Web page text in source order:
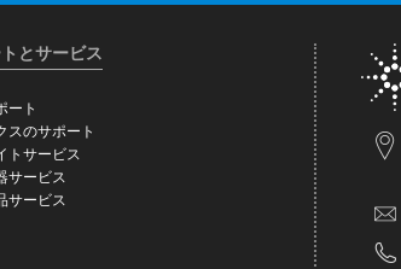
とサービス
ート
スのサポート
トサービス
サービス
サービス